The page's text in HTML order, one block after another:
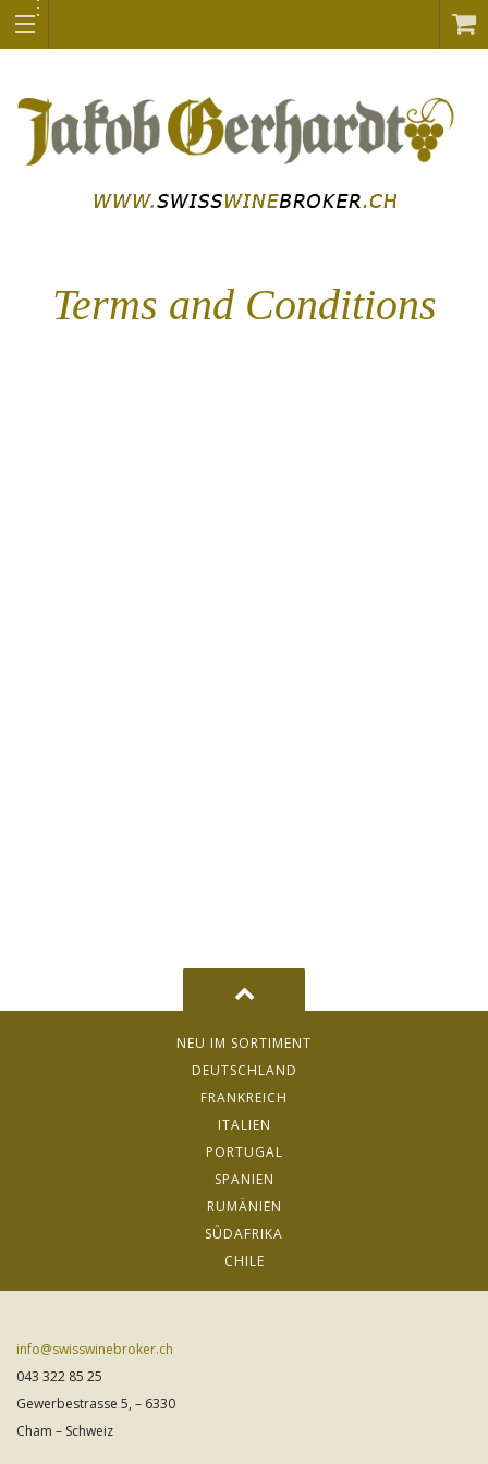
Terms and Conditions
NEU IM SORTIMENT
DEUTSCHLAND
FRANKREICH
ITALIEN
PORTUGAL
SPANIEN
RUMÄNIEN
SÜDAFRIKA
CHILE
info@swisswinebroker.ch
043 322 85 25
Gewerbestrasse 5, – 6330
Cham – Schweiz